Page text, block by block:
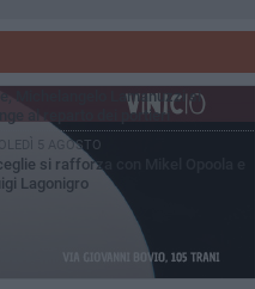
in difesa arriva Francesco Lorusso
1 AGOSTO
Michelangelo Lamanuzzi si
al reparto dei portieri
5 AGOSTO
si rafforza con Mikel Opoola e
Lagonigro